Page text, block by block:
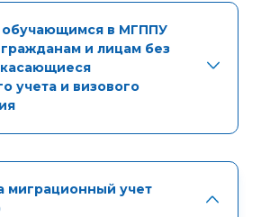
обучающимся в МГППУ
и лицам без
учета и визового
миграционный учет